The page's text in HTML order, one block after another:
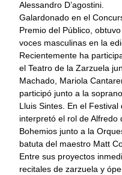
Alessandro D’agostini.
Galardonado en el
Premio del Público,
voces masculinas en la
Recientemente ha
el Teatro de la Zarzuela
Machado, Mariola
participó junto a la
Lluis Sintes. En el
interpretó el rol de
Bohemios junto a la
batuta del maestro Matt
Entre sus proyectos
recitales de zarzuela y